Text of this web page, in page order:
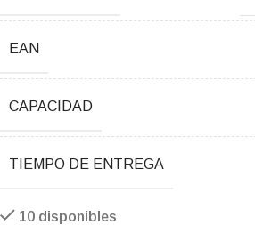
EAN
CAPACIDAD
TIEMPO DE ENTREGA
10 disponibles